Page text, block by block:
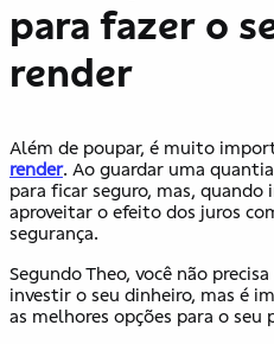
para fazer o
render
Além de poupar, é muito
render. Ao guardar uma
para ficar seguro, mas, quando
aproveitar o efeito dos juros
segurança.
Segundo Theo, você não
investir o seu dinheiro, mas é
as melhores opções para o seu